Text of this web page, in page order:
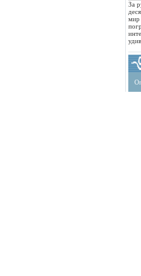
За
мир